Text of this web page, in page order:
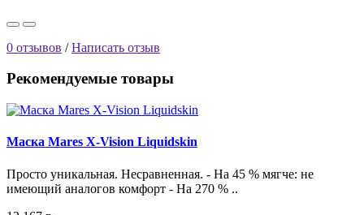
0 отзывов /Написать отзыв
Рекомендуемые товары
Маска Mares X-Vision Liquidskin
Просто уникальная. Несравненная. - На 45 % мягче: не
имеющий аналогов комфорт - На 270 % ..